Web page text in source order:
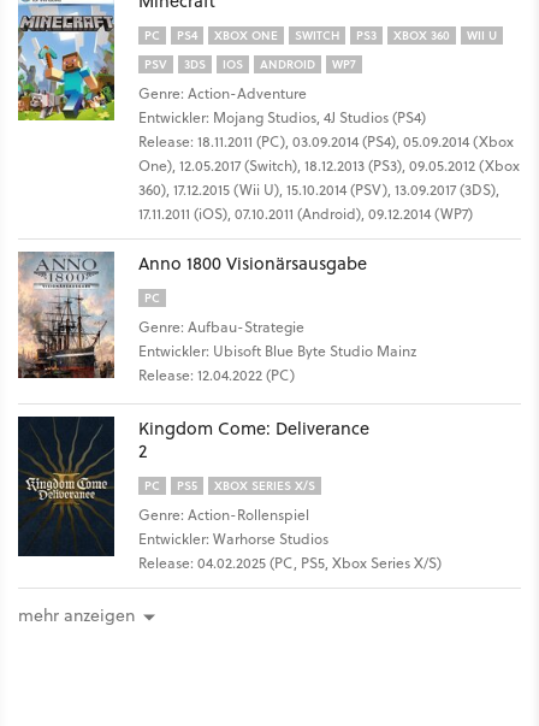
PC PS4 XBOX ONE SWITCH PS3 XBOX 360
WII U
PSV
3DS IOS ANDROID WP7
Genre: Action-Adventure
Entwickler: Mojang Studios, 4J Studios (PS4)
Release: 18.11.2011 (PC), 03.09.2014 (PS4), 05.09.2014 (Xbox
One), 12.05.2017 (Switch), 18.12.2013 (PS3), 09.05.2012 (Xbox
360), 17.12.2015 (Wii U), 15.10.2014 (PSV), 13.09.2017 (3DS),
17.11.2011 (iOS), 07.10.2011 (Android), 09.12.2014 (WP7)
Anno 1800 Visionärsausgabe
PC
Genre: Aufbau-Strategie
Entwickler: Ubisoft Blue Byte Studio Mainz
Release: 12.04.2022 (PC)
Kingdom Come: Deliverance
2
PC PS5 XBOX SERIES X/S
Genre: Action-Rollenspiel
Entwickler: Warhorse Studios
Release: 04.02.2025 (PC, PS5, Xbox Series X/S)
mehr anzeigen